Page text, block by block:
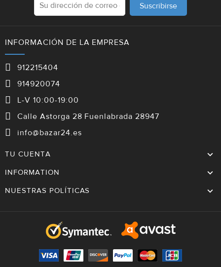
Suscribirse
INFORMACIÓN DE LA EMPRESA
912215404
914920074
L-V 10:00-19:00
Calle Astorga 28 Fuenlabrada 28947
info@bazar24.es
TU CUENTA
INFORMATION
NUESTRAS POLÍTICAS